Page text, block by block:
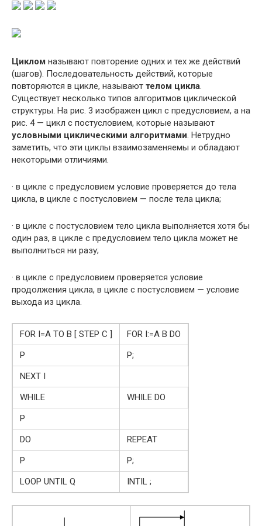
Циклом называют повторение одних и тех же действий
(шагов). Последовательность действий, которые
повторяются в цикле, называют телом цикла.
Существует несколько типов алгоритмов циклической
структуры. На рис. 3 изображен цикл с предусловием, а на
рис. 4 — цикл с постусловием, которые называют
условными циклическими алгоритмами. Нетрудно
заметить, что эти циклы взаимозаменяемы и обладают
некоторыми отличиями.
· в цикле с предусловием условие проверяется до тела
цикла, в цикле с постусловием — после тела цикла;
· в цикле с постусловием тело цикла выполняется хотя бы
один раз, в цикле с предусловием тело цикла может не
выполниться ни разу;
· в цикле с предусловием проверяется условие
продолжения цикла, в цикле с постусловием — условие
выхода из цикла.
FOR I=A TO B [ STEP C ]
FOR I:=A B DO
P
P;
NEXT I
WHILE
WHILE DO
P
DO
REPEAT
P
P;
LOOP UNTIL Q
INTIL ;